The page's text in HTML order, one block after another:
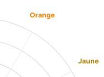
Orange
Jaune